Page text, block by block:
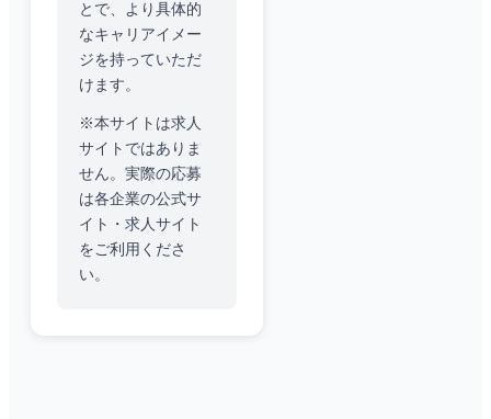
とで、より具体的
なキャリアイメー
ジを持っていただ
けます。
※本サイトは求人
サイトではありま
せん。実際の応募
は各企業の公式サ
イト・求人サイト
をご利用くださ
い。